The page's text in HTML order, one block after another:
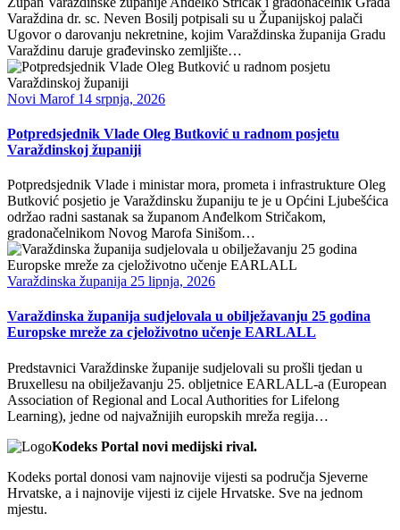
Varaždina dr. sc. Neven Bosilj potpisali su u Županijskoj palači
Ugovor o darovanju nekretnine, kojim Varaždinska županija Gradu
Varaždinu daruje građevinsko zemljište…
Novi Marof14 srpnja, 2026
Potpredsjednik Vlade Oleg Butković u radnom posjetu
Varaždinskoj županiji
Potpredsjednik Vlade i ministar mora, prometa i infrastrukture Oleg
Butković posjetio je Varaždinsku županiju te je u Općini Ljubešćica
održao radni sastanak sa županom Anđelkom Stričakom,
gradonačelnikom Novog Marofa Sinišom…
Varaždinska županija 25 lipnja, 2026
Varaždinska županija sudjelovala u obilježavanju 25 godina
Europske mreže za cjeloživotno učenje EARLALL
Predstavnici Varaždinske županije sudjelovali su prošli tjedan u
Bruxellesu na obilježavanju 25. obljetnice EARLALL-a (European
Association of Regional and Local Authorities for Lifelong
Learning), jedne od najvažnijih europskih mreža regija…
Kodeks Portal novi medijski rival.
Kodeks portal donosi vam najnovije vijesti sa područja Sjeverne
Hrvatske, a i najnovije vijesti iz cijele Hrvatske. Sve na jednom
mjestu.